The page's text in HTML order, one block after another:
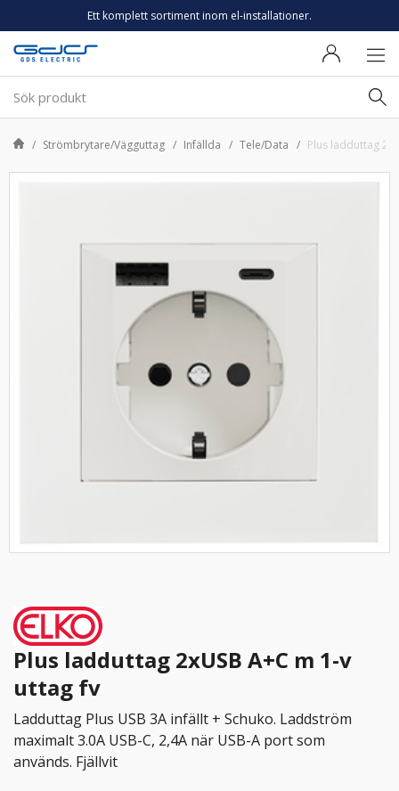
Ett komplett sortiment inom el-installationer.
Strömbrytare/Vägguttag Infällda Tele/Data Plus ladduttag
Plus ladduttag 2xUSB A+C m 1-v
uttag fv
Ladduttag Plus USB 3A infällt + Schuko. Laddström
maximalt 3.0A USB-C, 2,4A när USB-A port som
används. Fjällvit